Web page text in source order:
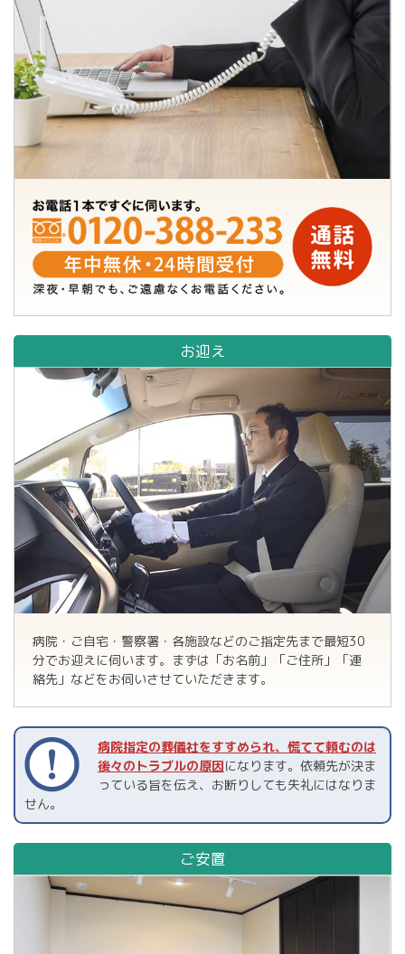
お迎え
病院・ご自宅・警察署・各施設などのご指定先まで最短30
分でお迎えに伺います。まずは「お名前」「ご住所」「連
絡先」などをお伺いさせていただきます。
病院指定の葬儀社をすすめられ、慌てて頼むのは
後々のトラブルの原因になります。 依頼先が決ま
っている旨を伝え、お断りしても失礼にはなりま
せん。
ご安置